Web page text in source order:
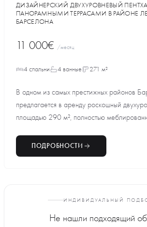
ДИЗАЙНЕРСКИЙ ДВУХУРОВНЕВЫЙ
ПАНОРАМНЫМИ ТЕРРАСАМИ В РАЙОНЕ
БАРСЕЛОНА
11 000€ /месяц
4 спальни 4 ванные 271 м²
В одном из самых престижных районов
предлагается в аренду роскошный
площадью 290 м², полностью
ПОДРОБНОСТИ
ИНДИВИДУАЛЬНЫЙ
Не нашли подходящий